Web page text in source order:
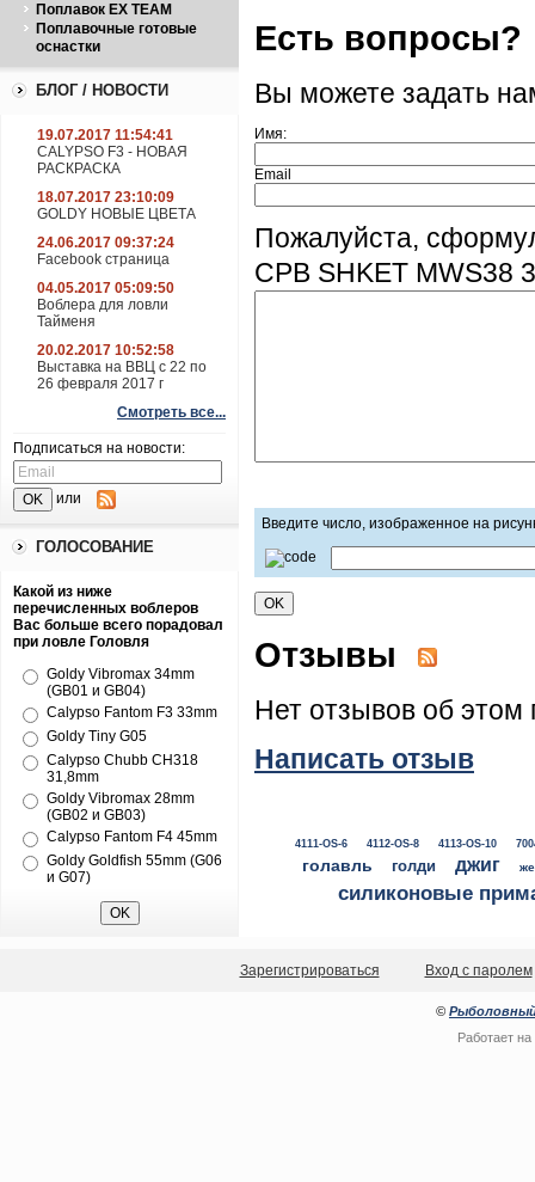
Поплавок EX TEAM
Поплавочные готовые
оснастки
БЛОГ / НОВОСТИ
19.07.2017 11:54:41
CALYPSO F3 - НОВАЯ
РАСКРАСКА
18.07.2017 23:10:09
GOLDY НОВЫЕ ЦВЕТА
24.06.2017 09:37:24
Facebook страница
04.05.2017 05:09:50
Воблера для ловли
Тайменя
20.02.2017 10:52:58
Выставка на ВВЦ с 22 по
26 февраля 2017 г
Смотреть все...
Подписаться на новости:
или
ГОЛОСОВАНИЕ
Какой из ниже
перечисленных воблеров
Вас больше всего порадовал
при ловле Головля
Goldy Vibromax 34mm
(GB01 и GB04)
Calypso Fantom F3 33mm
Goldy Tiny G05
Calypso Chubb CH318
31,8mm
Goldy Vibromax 28mm
(GB02 и GB03)
Calypso Fantom F4 45mm
Goldy Goldfish 55mm (G06
и G07)
Есть вопросы?
Вы можете задать
Имя:
Email
Пожалуйста,
CPB SHKET MWS38
Введите число, изображенное на
Отзывы
Нет отзывов об этом
Написать отзыв
4111-OS-6 4112-OS-8 4113-OS-10
голавль голди джиг
силиконовые
Зарегистрироваться Вход с паролем
© Рыболовный
Работает